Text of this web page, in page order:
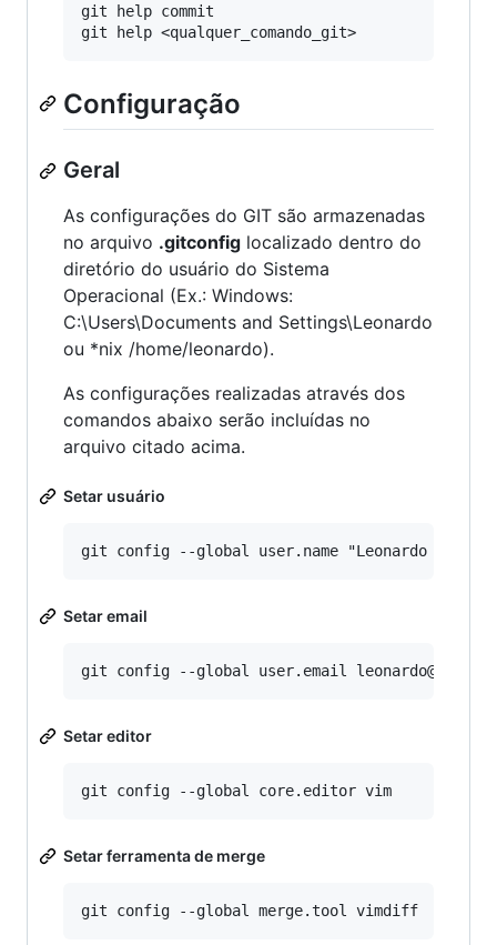
git help commit
Configuração
Geral
As configurações do GIT são armazenadas
no arquivo .gitconfig localizado dentro do
diretório do usuário do Sistema
Operacional (Ex.: Windows:
C:\Users\Documents and Settings\Leonardo
ou *nix /home/leonardo).
As configurações realizadas através dos
comandos abaixo serão incluídas no
arquivo citado acima.
Setar usuário
Setar email
Setar editor
Setar ferramenta de merge